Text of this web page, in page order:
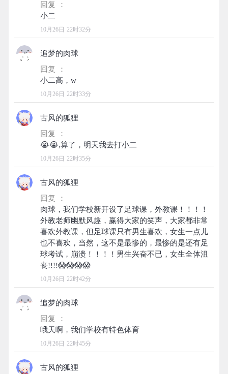
回复 ：
10月26日 22时32分
追梦的肉球
回复 ：
10月26日 22时33分
古风的狐狸
回复 ：
10月26日 22时35分
古风的狐狸
回复 ：
肉球，我们学校新开设了足球课，外教课！！！！
外教老师幽默风趣，赢得大家的笑声，大家都非常
喜欢外教课，但足球课只有男生喜欢，女生一点儿
也不喜欢，当然，这不是最惨的，最惨的是还有足
球考试，崩溃！！！！男生兴奋不已，女生全体沮
10月26日 22时42分
追梦的肉球
回复 ：
10月26日 22时45分
古风的狐狸